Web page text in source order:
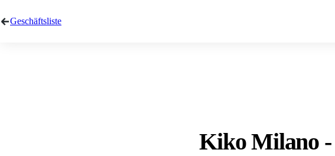
Geschäftsliste
Kiko Milano -